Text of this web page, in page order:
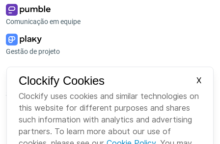
Comunicação em equipe
Gestão de projeto
Plataforma
Suite
Pacote
Marketplace
Sobre Nós
Carreiras
Marca
Clockify Cookies
X
Clockify uses cookies and similar technologies on
this website for different purposes and shares
such information with analytics and advertising
partners. To learn more about our use of